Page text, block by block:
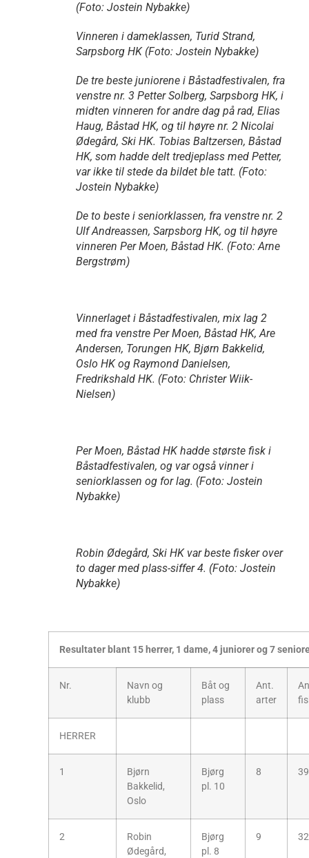
(Foto: Jostein Nybakke)
Vinneren i dameklassen, Turid Strand,
Sarpsborg HK (Foto: Jostein Nybakke)
De tre beste juniorene i Båstadfestivalen, fra
venstre nr. 3 Petter Solberg, Sarpsborg HK, i
midten vinneren for andre dag på rad, Elias
Haug, Båstad HK, og til høyre nr. 2 Nicolai
Ødegård, Ski HK. Tobias Baltzersen, Båstad
HK, som hadde delt tredjeplass med Petter,
var ikke til stede da bildet ble tatt. (Foto:
Jostein Nybakke)
De to beste i seniorklassen, fra venstre nr. 2
Ulf Andreassen, Sarpsborg HK, og til høyre
vinneren Per Moen, Båstad HK. (Foto: Arne
Bergstrøm)
Vinnerlaget i Båstadfestivalen, mix lag 2
med fra venstre Per Moen, Båstad HK, Are
Andersen, Torungen HK, Bjørn Bakkelid,
Oslo HK og Raymond Danielsen,
Fredrikshald HK. (Foto: Christer Wiik-
Nielsen)
Per Moen, Båstad HK hadde største fisk i
Båstadfestivalen, og var også vinner i
seniorklassen og for lag. (Foto: Jostein
Nybakke)
Robin Ødegård, Ski HK var beste fisker over
to dager med plass-siffer 4. (Foto: Jostein
Nybakke)
Resultater blant 15 herrer, 1 dame, 4 juniorer og 7
Nr.
Navn og
klubb
Båt og
plass
Ant.
arter
HERRER
1
Bjørn
Bakkelid,
Oslo
Bjørg
pl. 10
8 39
2
Robin
Ødegård,
Bjørg
pl. 8
9 32